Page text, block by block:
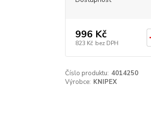
996 Kč
823 Kč bez DPH
Číslo produktu: 4014250
Výrobce: KNIPEX